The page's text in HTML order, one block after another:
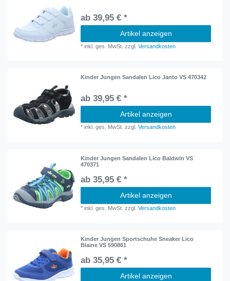
ab 39,95 € *
Artikel anzeigen
*inkl. ges. MwSt. zzgl.Versandkosten
Kinder Jungen Sandalen Lico Janto VS 470342
ab 39,95 € *
Artikel anzeigen
*inkl. ges. MwSt. zzgl.Versandkosten
Kinder Jungen Sandalen Lico Baldwin VS
470371
ab 35,95 € *
Artikel anzeigen
*inkl. ges. MwSt. zzgl.Versandkosten
Kinder Jungen Sportschuhe Sneaker Lico
Blaine VS 590861
ab 35,95 € *
Artikel anzeigen